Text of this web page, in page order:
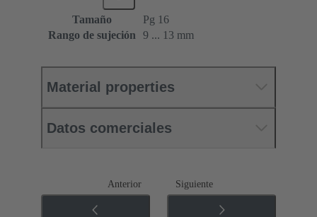
Tamaño
Pg 16
Rango de sujeción
9 ... 13 mm
Material properties
Datos comerciales
Anterior Siguiente